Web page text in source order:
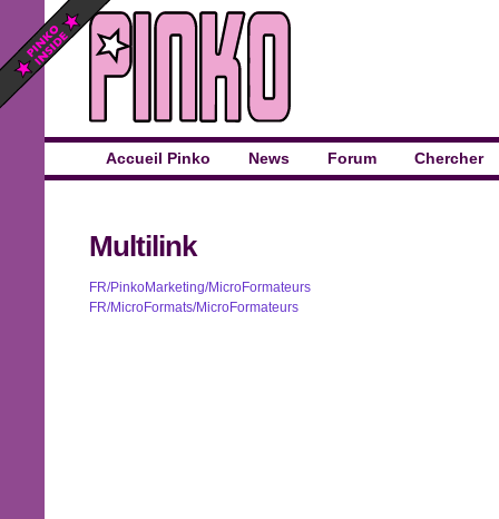
Accueil Pinko News Forum Chercher
Multilink
FR/PinkoMarketing/MicroFormateurs
FR/MicroFormats/MicroFormateurs